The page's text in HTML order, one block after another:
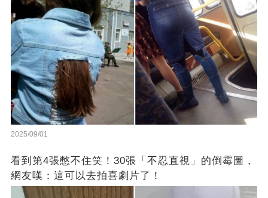
2025/09/01
看到第4張憋不住笑！30張「不忍直視」的倒霉圖，
網友嘆：這可以去拍喜劇片了！